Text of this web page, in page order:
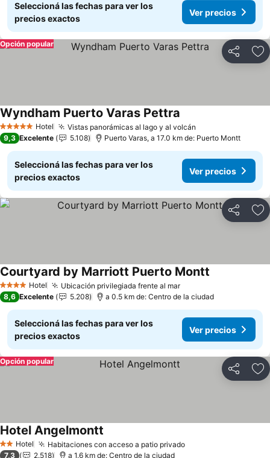
Seleccioná las fechas para ver los
precios exactos
Ver precios
Compartir
Opción popular
5 Estrellas Hotel Vistas panorámicas al lago y al volcán
Wyndham Puerto Varas Pettra
9,3 Excelente 5.108 Puerto Varas, a 17.0 km de: Puerto Montt
Seleccioná las fechas para ver los
precios exactos
Ver precios
Compartir
4 EstrellasHotel Ubicación privilegiada frente al mar
Courtyard by Marriott Puerto Montt
8,6 Excelente 5.208 a 0.5 km de: Centro de la ciudad
Seleccioná las fechas para ver los
precios exactos
Ver precios
Compartir
Opción popular
2 Estrellas
Hotel Habitaciones con acceso a patio privado
Hotel Angelmontt
7,3 2.518 a 1.6 km de: Centro de la ciudad